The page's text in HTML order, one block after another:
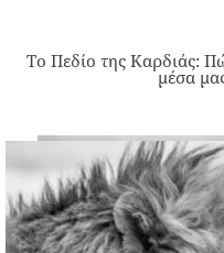
Το Πεδίο της Καρδιάς:
μέσα